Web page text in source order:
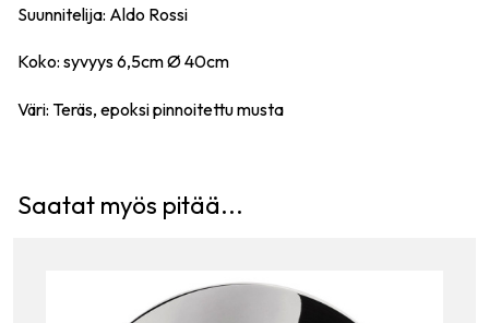
Suunnitelija: Aldo Rossi
Koko: syvyys 6,5cm Ø 40cm
Väri: Teräs, epoksi pinnoitettu musta
Saatat myös pitää...